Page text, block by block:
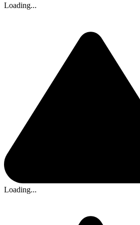
Loading...
Loading...